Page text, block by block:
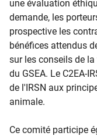
une évaluation
demande, les
prospective les
bénéfices attendus
sur les conseils de
du GSEA. Le C2EA-
de l'IRSN aux
animale.
Ce comité participe